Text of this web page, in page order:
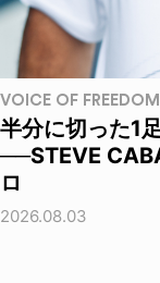
VOICE OF FREEDOM
半分に切った1
──STEVE
ロ
2026.08.03